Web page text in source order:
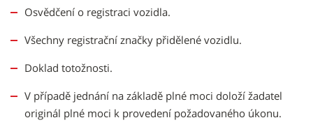
Osvědčení o registraci vozidla.
Všechny registrační značky přidělené vozidlu.
Doklad totožnosti.
V případě jednání na základě plné moci doloží žadatel
originál plné moci k provedení požadovaného úkonu.